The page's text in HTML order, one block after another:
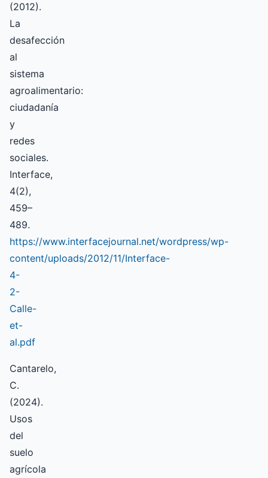
(2012).
La
desafección
al
sistema
agroalimentario:
ciudadanía
y
redes
sociales.
Interface,
4(2),
459–
489.
https://www.interfacejournal.net/wordpress/wp-
content/uploads/2012/11/Interface-
4-
2-
Calle-
et-
al.pdf
Cantarelo,
C.
(2024).
Usos
del
suelo
agrícola